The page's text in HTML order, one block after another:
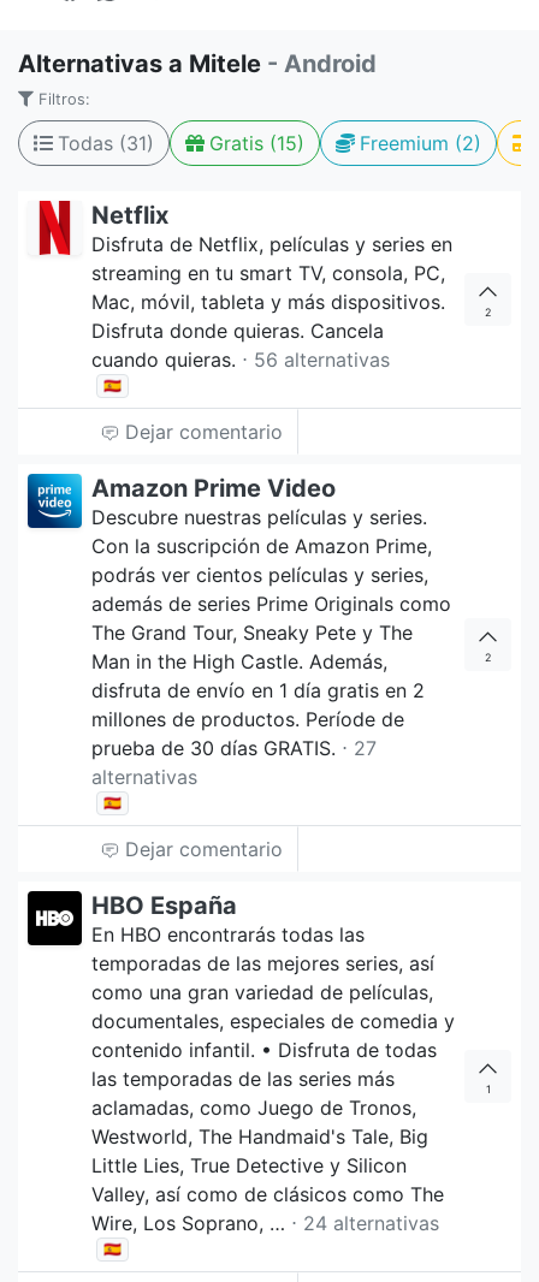
Alternativas a Mitele - Android
Filtros:
Todas (31) Gratis (15) Freemium (2)
Netflix
Disfruta de Netflix, películas y series en
streaming en tu smart TV, consola, PC,
Mac, móvil, tableta y más dispositivos.
Disfruta donde quieras. Cancela
cuando quieras. ⋅ 56 alternativas
🇪🇸
2
Dejar comentario
Amazon Prime Video
Descubre nuestras películas y series.
Con la suscripción de Amazon Prime,
podrás ver cientos películas y series,
además de series Prime Originals como
The Grand Tour, Sneaky Pete y The
Man in the High Castle. Además,
disfruta de envío en 1 día gratis en 2
millones de productos. Període de
prueba de 30 días GRATIS. ⋅ 27
alternativas
🇪🇸
2
Dejar comentario
HBO España
En HBO encontrarás todas las
temporadas de las mejores series, así
como una gran variedad de películas,
documentales, especiales de comedia y
contenido infantil. • Disfruta de todas
las temporadas de las series más
aclamadas, como Juego de Tronos,
Westworld, The Handmaid's Tale, Big
Little Lies, True Detective y Silicon
Valley, así como de clásicos como The
Wire, Los Soprano, … ⋅ 24 alternativas
🇪🇸
1